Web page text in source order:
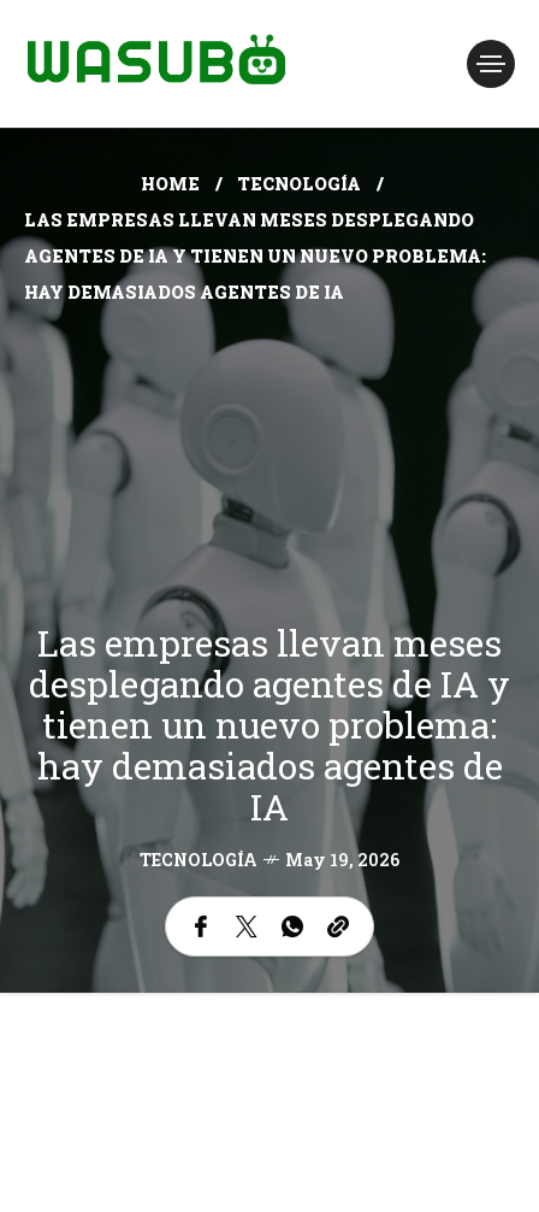
HOME
TECNOLOGÍA
LAS EMPRESAS LLEVAN MESES DESPLEGANDO
AGENTES DE IA Y TIENEN UN NUEVO PROBLEMA:
HAY DEMASIADOS AGENTES DE IA
Las empresas llevan meses
desplegando agentes de IA y
tienen un nuevo problema:
hay demasiados agentes de
IA
TECNOLOGÍA May 19, 2026